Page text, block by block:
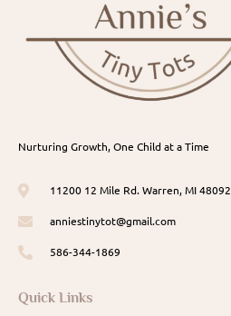
Nurturing Growth, One Child at a Time
11200 12 Mile Rd. Warren, MI 48092
anniestinytot@gmail.com
586-344-1869
Quick Links